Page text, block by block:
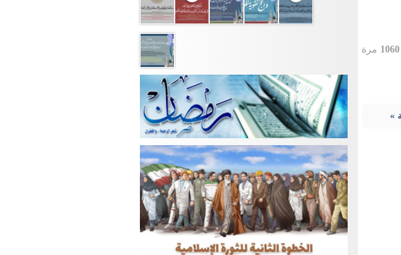
1060 مرة
»